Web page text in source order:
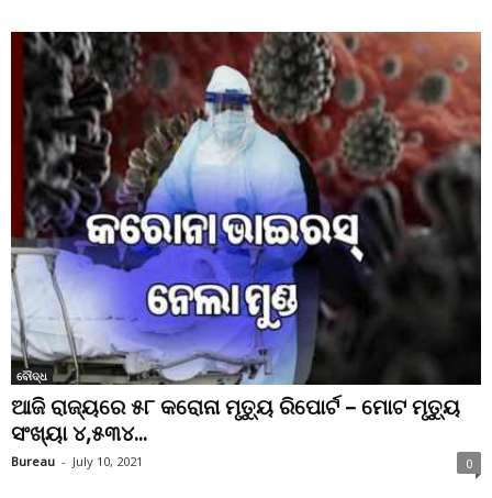
ବୌଦ୍ଧ
ଆଜି ରାଜ୍ୟରେ ୫୮ କରୋନା ମୃତ୍ୟୁ ରିପୋର୍ଟ – ମୋଟ ମୃତ୍ୟୁ
ସଂଖ୍ୟା ୪,୫୩୪...
Bureau - July 10, 2021 0